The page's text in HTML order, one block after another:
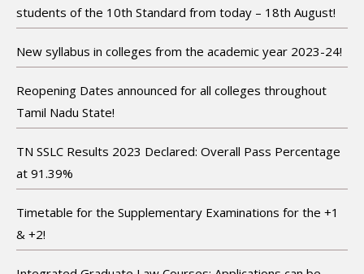
students of the 10th Standard from today – 18th August!
New syllabus in colleges from the academic year 2023-24!
Reopening Dates announced for all colleges throughout
Tamil Nadu State!
TN SSLC Results 2023 Declared: Overall Pass Percentage
at 91.39%
Timetable for the Supplementary Examinations for the +1
& +2!